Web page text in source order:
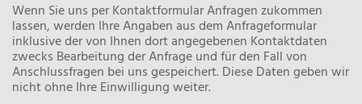
Wenn Sie uns per Kontaktformular Anfragen zukommen
lassen, werden Ihre Angaben aus dem Anfrageformular
inklusive der von Ihnen dort angegebenen Kontaktdaten
zwecks Bearbeitung der Anfrage und für den Fall von
Anschlussfragen bei uns gespeichert. Diese Daten geben wir
nicht ohne Ihre Einwilligung weiter.